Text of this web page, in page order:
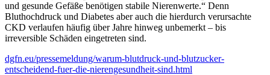
und gesunde Gefäße benötigen stabile Nierenwerte.“ Denn
Bluthochdruck und Diabetes aber auch die hierdurch verursachte
CKD verlaufen häufig über Jahre hinweg unbemerkt – bis
irreversible Schäden eingetreten sind.
dgfn.eu/pressemeldung/warum-blutdruck-und-blutzucker-
entscheidend-fuer-die-nierengesundheit-sind.html